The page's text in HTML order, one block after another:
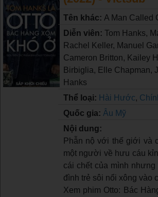
Tên khác: A Man Called
Diễn viên: Tom Hanks,
Rachel Keller, Manuel
Cameron Britton, Kailey
Birbiglia, Elle Chapman,
Hanks
Thể loại: Hài Hước,
Quốc gia: Âu Mỹ
Nội dung:
Phẫn nộ với thế giới và
một người về hưu cáu
cái chết của mình
đình trẻ sôi nổi xông vào
Xem phim Otto: Bác